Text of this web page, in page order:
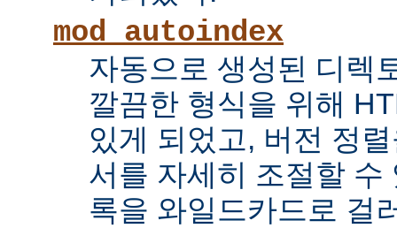
mod_autoindex
자동으로 생성된 디렉
깔끔한 형식을 위해
있게 되었고, 버전 정
서를 자세히 조절할 수
록을 와일드카드로 걸